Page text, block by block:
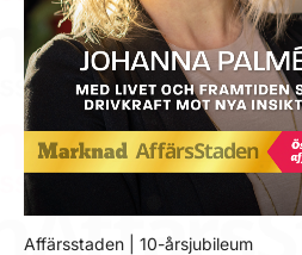
Affärsstaden | 10-årsjubileum